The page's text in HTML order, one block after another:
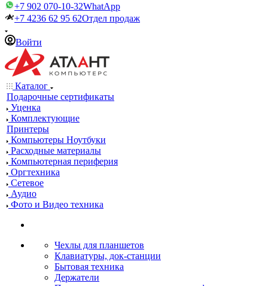
+7 902 070-10-32WhatApp
+7 4236 62 95 62Отдел продаж
Войти
Каталог
Подарочные сертификаты
Уценка
Комплектующие
Принтеры
Компьютеры Ноутбуки
Расходные материалы
Компьютерная периферия
Оргтехника
Сетевое
Аудио
Фото и Видео техника
Чехлы для планшетов
Клавиатуры, док-станции
Бытовая техника
Держатели